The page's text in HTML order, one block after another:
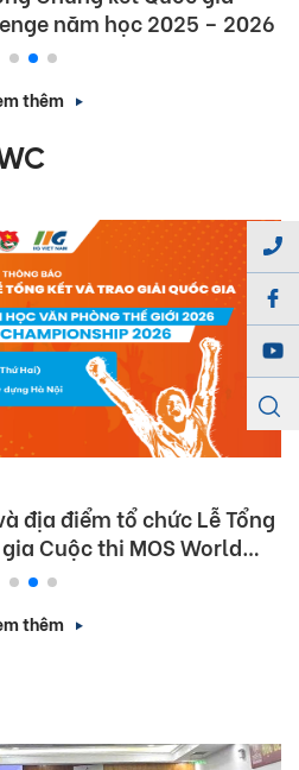
3) Cuộc thi TOEFL
học 2025 – 2026
thêm
chung kết Quốc gia
văn phòng Thế giới 2026
2026)
thêm